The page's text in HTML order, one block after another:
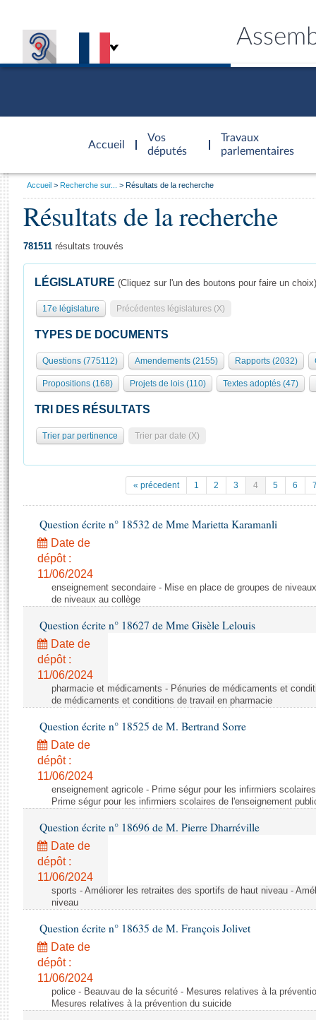
Accueil
d'accueil
Vos
députés
Travaux
parlementaires
Présidence
577 députés
Groupes politiques
Séance publique
Commissions et autres organes
Europe et International
Pétitions
Projets de loi
Propositions de loi
Amendements
Textes adoptés
Rapports législatifs
Rapports sur l'application des lois
Baromètre de l’application des lois
Dossiers législatifs
Budget et sécurité sociale
Questions écrites et orales
Comptes rendus des débats
Général
Rôle et pouvoirs de l'Assemblée
Organisation de l'Assemblée
Présidence Conférence des Présidents Bureau Collège des
Statistiques et chiffres clés
Documents de référence
( Constitution | Règlement de l'Assemblée ... )
Histoire
Juniors
Anciennes législatures
Visiter l'Assemblée
Visite virtuelle du palais Bourbon
Assister à une séance
Contacts et plan d'accès
Photos libres de droit
Vous
Accueil Recherche sur... Résultats de la recherche
Résultats de la recherche
781511 résultats trouvés
LÉGISLATURE (Cliquez sur l'un des boutons pour faire un choix)
17e législature Précédentes législatures (X)
TYPES DE DOCUMENTS
Questions (775112) Amendements (2155) Rapports (2032)
Propositions (168) Projets de lois (110) Textes adoptés (47)
TRI DES RÉSULTATS
Trier par pertinence Trier par date (X)
« précedent 1 2 3 4 5 6
Question écrite n° 18532 de Mme Marietta Karamanli
Date de
dépôt :
11/06/2024
enseignement secondaire - Mise en place de groupes de
de niveaux au collège
Question écrite n° 18627 de Mme Gisèle Lelouis
Date de
dépôt :
11/06/2024
pharmacie et médicaments - Pénuries de médicaments et
de médicaments et conditions de travail en pharmacie
Question écrite n° 18525 de M. Bertrand Sorre
Date de
dépôt :
11/06/2024
enseignement agricole - Prime ségur pour les infirmiers
Prime ségur pour les infirmiers scolaires de l'enseignement
Question écrite n° 18696 de M. Pierre Dharréville
Date de
dépôt :
11/06/2024
sports - Améliorer les retraites des sportifs de haut niveau -
niveau
Question écrite n° 18635 de M. François Jolivet
Date de
dépôt :
11/06/2024
police - Beauvau de la sécurité - Mesures relatives à la
Mesures relatives à la prévention du suicide